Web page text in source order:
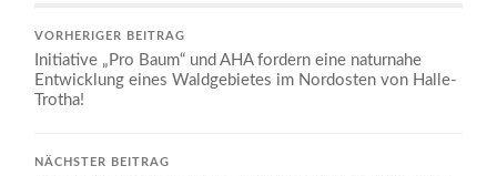
VORHERIGER BEITRAG
Initiative „Pro Baum“ und AHA fordern eine naturnahe
Entwicklung eines Waldgebietes im Nordosten von Halle-
Trotha!
NÄCHSTER BEITRAG